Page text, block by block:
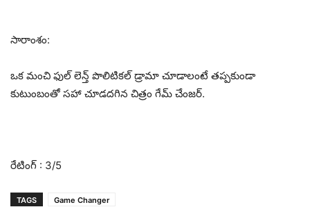
సారాంశం:
ఒక మంచి ఫుల్ లెన్త్ పొలిటికల్ డ్రామా చూడాలంటే తప్పకుండా
కుటుంబంతో సహా చూడదగిన చిత్రం గేమ్ చేంజర్.
రేటింగ్ : 3/5
TAGS Game Changer